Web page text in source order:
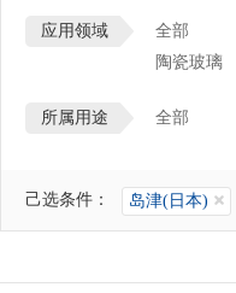
应用领域 全部
陶瓷玻璃
所属用途 全部
己选条件： 岛津(日本)